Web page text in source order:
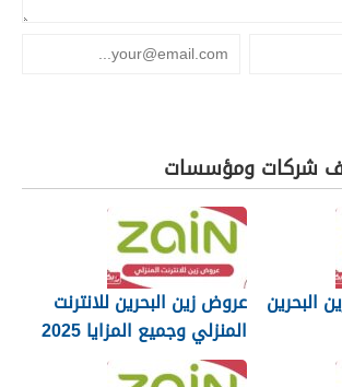
شركات ومؤسسات
البحرين
عروض زين البحرين للانترنت
المنزلي وجميع المزايا 2025